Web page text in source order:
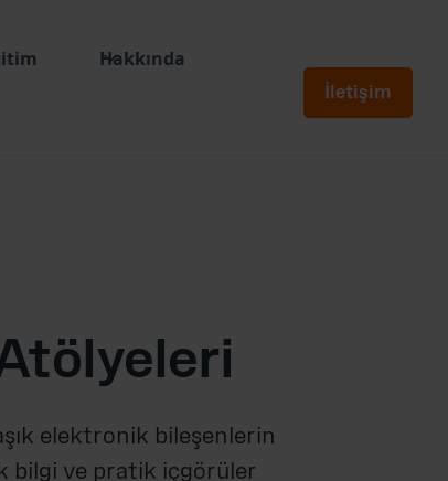
Hakkında
İletişim
elektronik bileşenlerin
bilgi ve pratik içgörüler